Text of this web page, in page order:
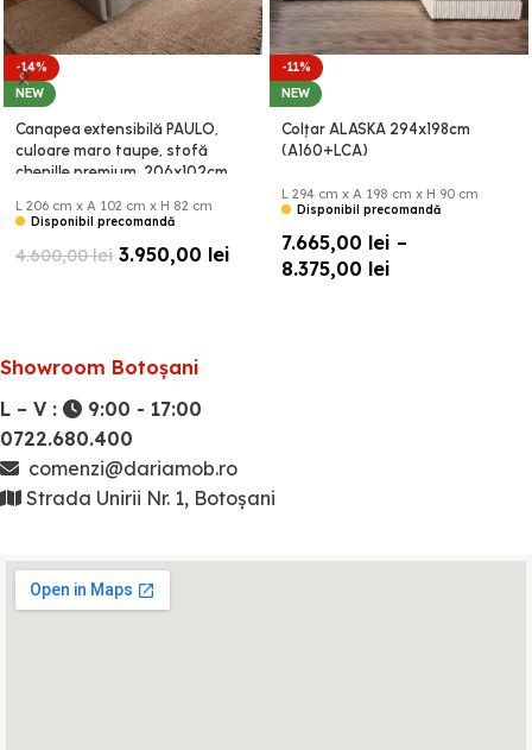
-14%
NEW
Canapea extensibilă PAULO,
culoare maro taupe, stofă
chenille premium, 206x102cm
L 206 cm x A 102 cm x H 82 cm
Disponibil precomandă
4.600,00lei 3.950,00 lei
-11%
NEW
Colțar ALASKA 294x198cm
(A160+LCA)
L 294 cm x A 198 cm x H 90 cm
Disponibil precomandă
7.665,00 lei –
8.375,00 lei
Showroom Botoșani
L – V :
9:00 - 17:00
0722.680.400
comenzi@dariamob.ro
Strada Unirii Nr. 1, Botoșani